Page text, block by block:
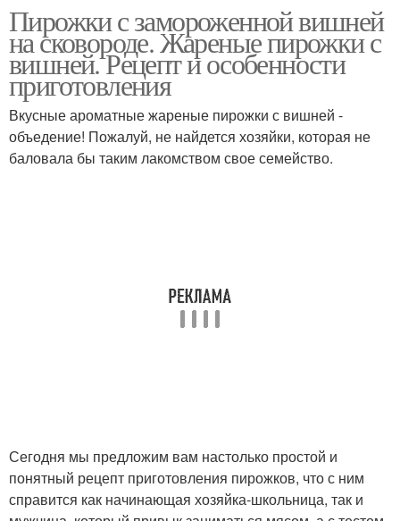
Вишни с косточками
Пирожки с замороженной вишней
на сковороде. Жареные пирожки с
вишней. Рецепт и особенности
приготовления
Вкусные ароматные жареные пирожки с вишней -
объедение! Пожалуй, не найдется хозяйки, которая не
баловала бы таким лакомством свое семейство.
Сегодня мы предложим вам настолько простой и
понятный рецепт приготовления пирожков, что с ним
справится как начинающая хозяйка-школьница, так и